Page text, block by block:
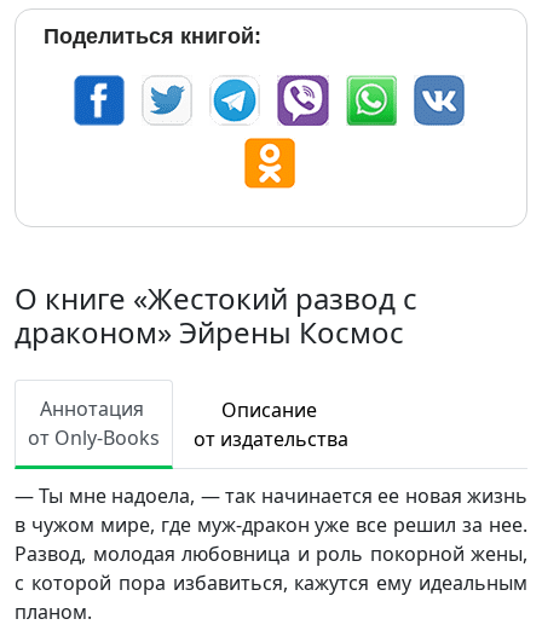
Поделиться книгой:
О книге «Жестокий развод с
драконом» Эйрены Космос
Аннотация
от Only-Books
Описание
от издательства
— Ты мне надоела, — так начинается ее новая жизнь
в чужом мире, где муж-дракон уже все решил за нее.
Развод, молодая любовница и роль покорной жены,
с которой пора избавиться, кажутся ему идеальным
планом.